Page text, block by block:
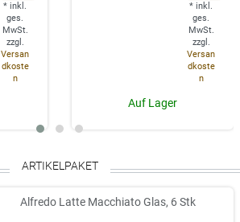
* inkl.
ges.
MwSt.
zzgl.
Versan
dkoste
n
* inkl.
ges.
MwSt.
zzgl.
Versan
dkoste
n
Auf Lager
ARTIKELPAKET
Alfredo Latte Macchiato Glas, 6 Stk